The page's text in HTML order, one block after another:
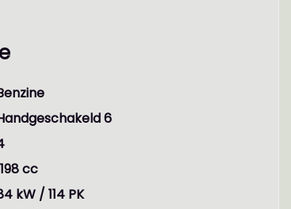
6
cc
kW / 114 PK